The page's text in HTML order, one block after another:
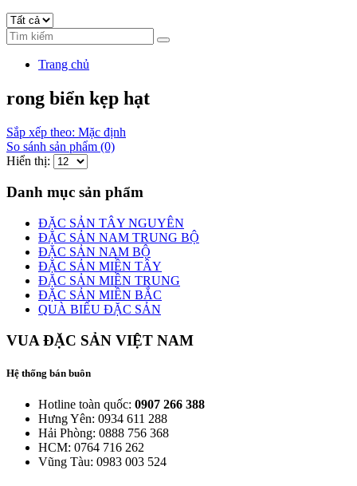
Trang chủ
rong biển kẹp hạt
Sắp xếp theo: Mặc định
So sánh sản phẩm (0)
Hiển thị:
Danh mục sản phẩm
ĐẶC SẢN TÂY NGUYÊN
ĐẶC SẢN NAM TRUNG BỘ
ĐẶC SẢN NAM BỘ
ĐẶC SẢN MIỀN TÂY
ĐẶC SẢN MIỀN TRUNG
ĐẶC SẢN MIỀN BẮC
QUÀ BIẾU ĐẶC SẢN
VUA ĐẶC SẢN VIỆT NAM
Hệ thống bán buôn
Hotline toàn quốc: 0907 266 388
Hưng Yên: 0934 611 288
Hải Phòng: 0888 756 368
HCM: 0764 716 262
Vũng Tàu: 0983 003 524